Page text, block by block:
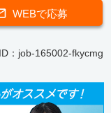
WEBで応募
：job-165002-fkycmg